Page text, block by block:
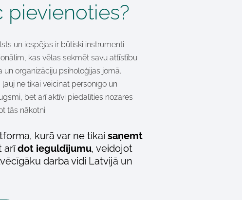
pievienoties?
un iespējas ir būtiski instrumenti
kas vēlas sekmēt savu attīstību
un organizāciju psiholoģijas jomā.
ne tikai veicināt personīgo un
bet arī aktīvi piedalīties nozares
tās nākotni.
kurā var ne tikai saņemt
arīdot ieguldījumu, veidojot
darba vidi Latvijā un